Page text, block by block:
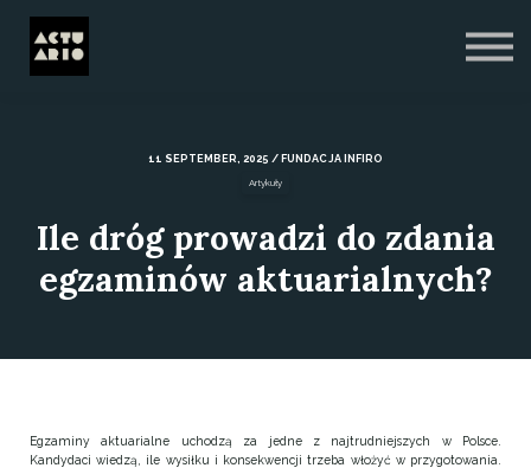
11 SEPTEMBER, 2025 / FUNDACJA INFIRO
Artykuły
Ile dróg prowadzi do zdania
egzaminów aktuarialnych?
Egzaminy aktuarialne uchodzą za jedne z najtrudniejszych w Polsce.
Kandydaci wiedzą, ile wysiłku i konsekwencji trzeba włożyć w przygotowania.